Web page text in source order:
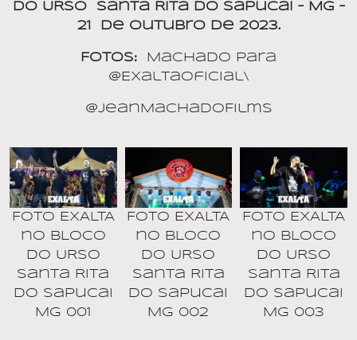
DO URSO
Santa Rita do Sapucai – MG –
21
de outubro de 2023.
Fotos:
Machado para
@ExaltaOficial\
@JeanMachadoFilms
Foto EXALTA
no BLOCO
DO URSO
Santa Rita
do Sapucai
MG 001
Foto EXALTA
no BLOCO
DO URSO
Santa Rita
do Sapucai
MG 002
Foto EXALTA
no BLOCO
DO URSO
Santa Rita
do Sapucai
MG 003